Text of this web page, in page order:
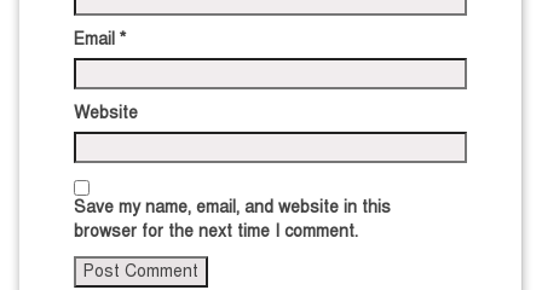
Email *
Website
Save my name, email, and website in this
browser for the next time I comment.